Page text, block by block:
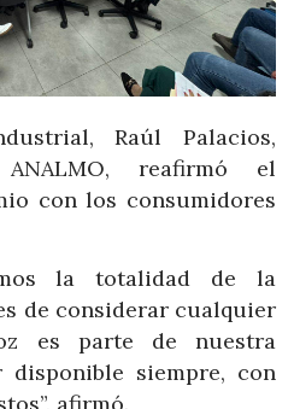
Raúl Palacios,
reafirmó el
con los consumidores
la totalidad de la
de considerar cualquier
es parte de nuestra
siempre, con